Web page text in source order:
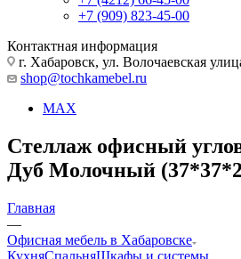
+7 (909) 823-45-00
Контактная информация
г. Хабаровск, ул. Волочаевская
shop@tochkamebel.ru
MAX
Стеллаж офисный
Дуб Молочный
Главная
—
Офисная мебель в Хабаровске
КухняСпальняШкафы и системы